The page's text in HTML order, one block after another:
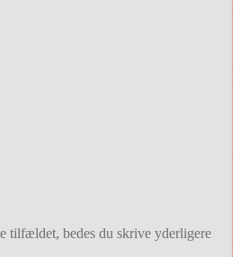
tilfældet, bedes du skrive yderligere